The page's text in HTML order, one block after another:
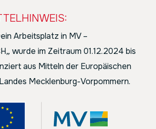
Arbeitsplatz in MV –
„ wurde im Zeitraum 01.12.2024 bis
aus Mitteln der Europäischen
Mecklenburg-Vorpommern.